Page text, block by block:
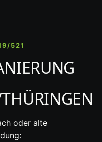
521
oder alte